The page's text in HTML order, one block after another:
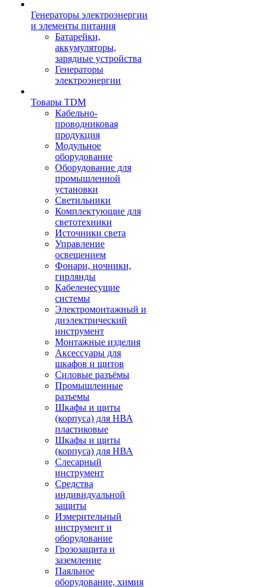
Генераторы электроэнергии
и элементы питания
Батарейки,
аккумуляторы,
зарядные устройства
Генераторы
электроэнергии
Товары TDM
Кабельно-
проводниковая
продукция
Модульное
оборудование
Оборудование для
промышленной
установки
Светильники
Комплектующие для
светотехники
Источники света
Управление
освещением
Фонари, ночники,
гирлянды
Кабеленесущие
системы
Электромонтажный и
диэлектрический
инструмент
Монтажные изделия
Аксессуары для
шкафов и щитов
Силовые разъёмы
Промышленные
разъемы
Шкафы и щиты
(корпуса) для НВА
пластиковые
Шкафы и щиты
(корпуса) для НВА
Слесарный
инструмент
Средства
индивидуальной
защиты
Измерительный
инструмент и
оборудование
Грозозащита и
заземление
Паяльное
оборудование, химия